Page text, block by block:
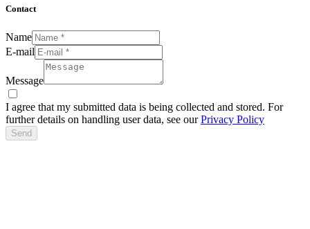
Contact
Name
E-mail
Message
I agree that my submitted data is being collected and stored. For
further details on handling user data, see ourPrivacy Policy
Send